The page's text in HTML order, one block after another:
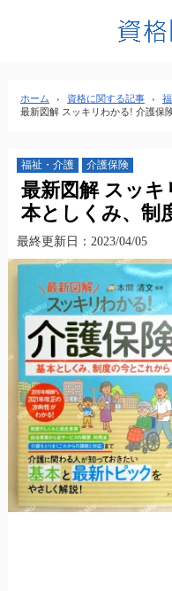
ホーム › 資格に関する記事 ›
最新図解 スッキリわかる! 介護保
福祉・介護 介護保険
最新図解 スッ
本としくみ、制
最終更新日：2023/04/05